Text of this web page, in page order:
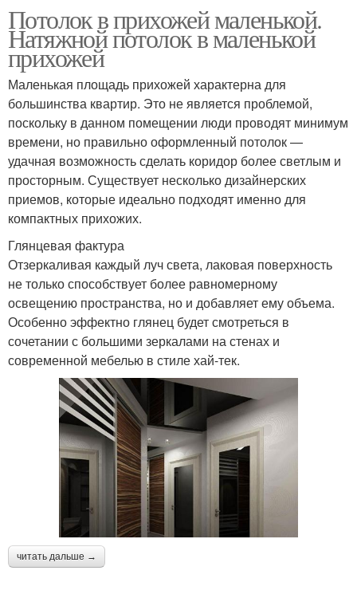
Потолок в прихожей маленькой.
Натяжной потолок в маленькой
прихожей
Маленькая площадь прихожей характерна для
большинства квартир. Это не является проблемой,
поскольку в данном помещении люди проводят минимум
времени, но правильно оформленный потолок —
удачная возможность сделать коридор более светлым и
просторным. Существует несколько дизайнерских
приемов, которые идеально подходят именно для
компактных прихожих.
Глянцевая фактура
Отзеркаливая каждый луч света, лаковая поверхность
не только способствует более равномерному
освещению пространства, но и добавляет ему объема.
Особенно эффектно глянец будет смотреться в
сочетании с большими зеркалами на стенах и
современной мебелью в стиле хай-тек.
читать дальше →